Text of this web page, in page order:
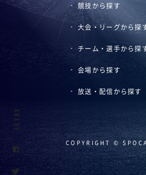
競技から探す
大会・リーグから探
チーム・選手から探
会場から探す
放送・配信から探す
COPYRIGHT ©
SHARE